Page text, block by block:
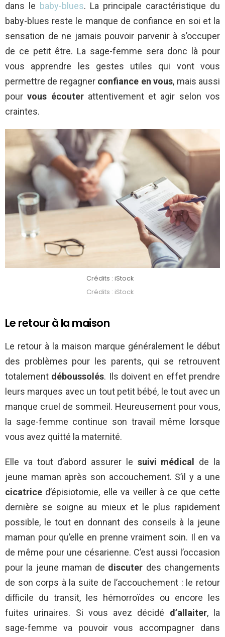
dans le baby-blues. La principale caractéristique du
baby-blues reste le manque de confiance en soi et la
sensation de ne jamais pouvoir parvenir à s’occuper
de ce petit être. La sage-femme sera donc là pour
vous apprendre les gestes utiles qui vont vous
permettre de regagner confiance en vous, mais aussi
pourvous écouterattentivement et agir selon vos
craintes.
Crédits : iStock
Crédits : iStock
Le retour à la maison
Le retour à la maison marque généralement le début
des problèmes pour les parents, qui se retrouvent
totalement déboussolés. Ils doivent en effet prendre
leurs marques avec un tout petit bébé, le tout avec un
manque cruel de sommeil. Heureusement pour vous,
la sage-femme continue son travail même lorsque
vous avez quitté la maternité.
Elle va tout d’abord assurer le suivi médical
de la
jeune maman après son accouchement. S’il y a une
cicatrice d’épisiotomie, elle va veiller à ce que cette
dernière se soigne au mieux et le plus rapidement
possible, le tout en donnant des conseils à la jeune
maman pour qu’elle en prenne vraiment soin. Il en va
de même pour une césarienne. C’est aussi l’occasion
pour la jeune maman de discuter des changements
de son corps à la suite de l’accouchement : le retour
difficile du transit, les hémorroïdes ou encore les
fuites urinaires. Si vous avez décidé d’allaiter, la
sage-femme va pouvoir vous accompagner dans